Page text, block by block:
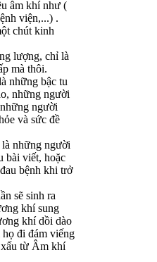
âm khí như (
viện,...) .
chút kinh
lượng, chỉ là
mà thôi.
những bậc tu
những người
người
và sức đề
những người
bài viết, hoặc
bệnh khi trở
sẽ sinh ra
khí sung
khí dồi dào
họ đi đám viếng
từ Âm khí